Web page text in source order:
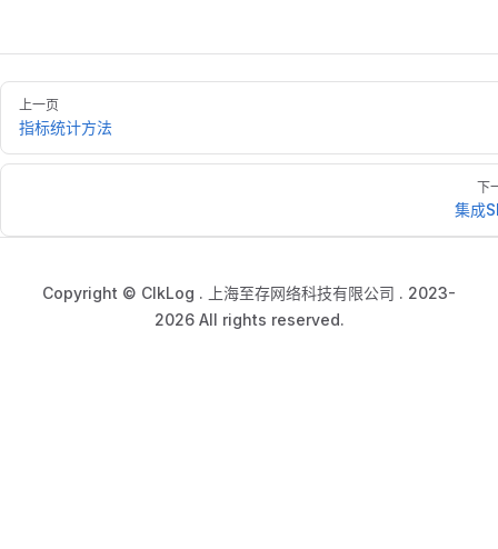
上一页
指标统计方法
下
集成
Copyright © ClkLog . 上海至存网络科技有限公司 . 2023-
2026 All rights reserved.